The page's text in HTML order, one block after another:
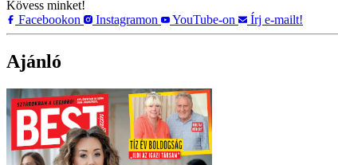
Kövess minket!
Facebookon
Instagramon YouTube-on Írj e-mailt!
Ajánló